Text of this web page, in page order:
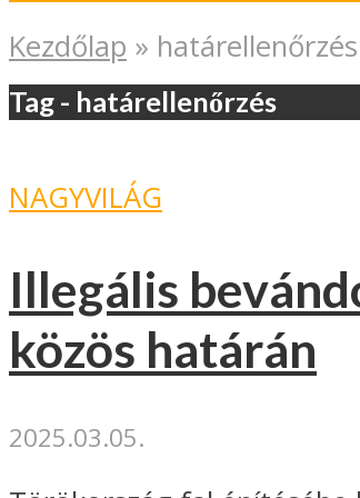
Kezdőlap » határellenőrzés
Tag - határellenőrzés
NAGYVILÁG
Illegális
közös határán
2025.03.05.